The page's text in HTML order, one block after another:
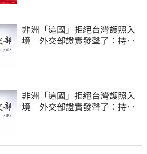
非洲「這國」拒絕台灣護照入
境 外交部證實發聲了：持續
非洲「這國」拒絕台灣護照入
境 外交部證實發聲了：持續